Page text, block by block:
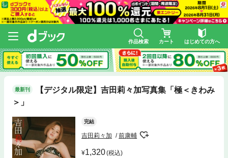
作品検索 カート はじめての方へ
最新刊
【デジタル限定】吉田莉々加写真集「極＜きわみ
＞」
完結
吉田莉々加 前康輔
1,320(税込)